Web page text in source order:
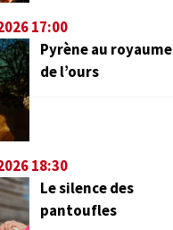
17:00
Pyrène au royaume
de l’ours
18:30
Le silence des
pantoufles